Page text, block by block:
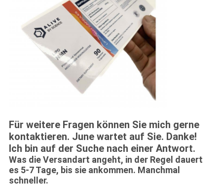
Für weitere Fragen können Sie mich gerne
kontaktieren. June wartet auf Sie. Danke!
Ich bin auf der Suche nach einer Antwort.
Was die Versandart angeht, in der Regel dauert
es 5-7 Tage, bis sie ankommen. Manchmal
schneller.